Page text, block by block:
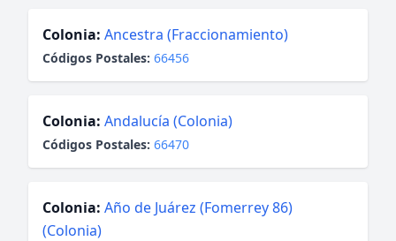
Colonia: Ancestra (Fraccionamiento)
Códigos Postales: 66456
Colonia: Andalucía (Colonia)
Códigos Postales: 66470
Colonia: Año de Juárez (Fomerrey 86)
(Colonia)